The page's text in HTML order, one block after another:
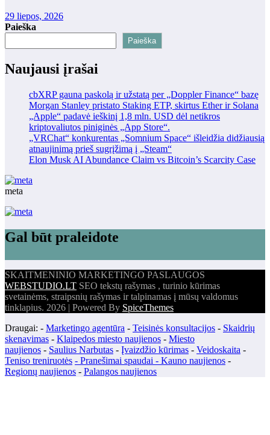
29 liepos, 2026
Paieška
Paieška
Naujausi įrašai
cbXRP gauna paskolą ir užstatą per „Doppler Finance“ bazę
Morgan Stanley pristato Staking ETP, skirtus Ether ir Solana
„Apple“ padavė ieškinį 1,8 mln. USD dėl netikros
kriptovaliutos piniginės „App Store“.
„VRChat“ konkurentas „Somnium Space“ išleidžia didžiausią
atnaujinimą prieš sugrįžimą į „Steam“
Elon Musk AI Abundance Claim vs Bitcoin’s Scarcity Case
meta
Gal būt praleidote
SKAITMENINIO MARKETINGO PASLAUGOS
WEBSTUDIO.LT SEO tekstų rašymas , turinio kūrimas
svetainėms, straipsnių rašymas ir talpinamas į mūsų valdomus
tinklapius. 2026 | Powered By SpiceThemes
Draugai: - Marketingo agentūra - Teisinės konsultacijos - Skaidrių
skenavimas - Klaipedos miesto naujienos - Miesto
naujienos - Saulius Narbutas - Įvaizdžio kūrimas - Veidoskaita -
Teniso treniruotės - Pranešimai spaudai - Kauno naujienos -
Regionų naujienos - Palangos naujienos